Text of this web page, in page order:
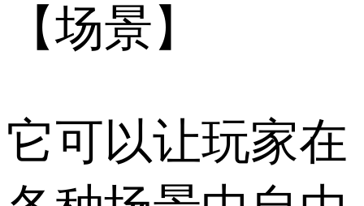
【场景】
它可以让玩家在